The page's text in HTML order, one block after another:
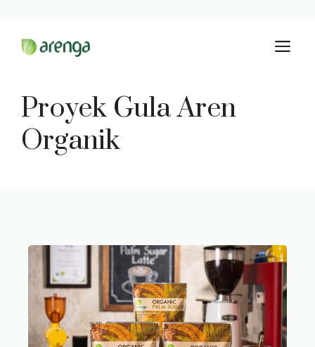
Proyek Gula Aren
Organik